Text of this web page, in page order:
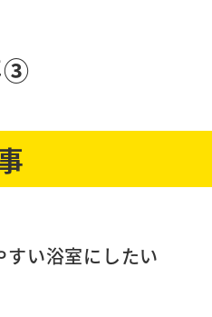
③
い浴室にしたい